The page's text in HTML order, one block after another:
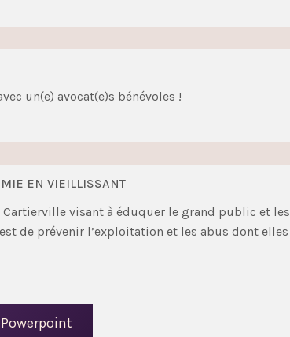
un(e) avocat(e)s bénévoles !
EN VIEILLISSANT
visant à éduquer le grand public et les
de prévenir l’exploitation et les abus dont elles